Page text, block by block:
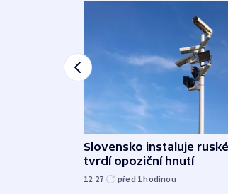
Slovensko instaluje
tvrdí opoziční hnutí
12:27 před 1hodinou